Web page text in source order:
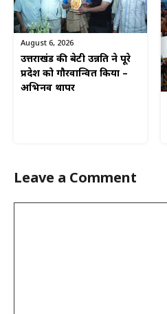
August 6, 2026
उत्तराखंड की बेटी उन्नति ने पूरे
प्रदेश को गौरवान्वित किया –
अभिनव थापर
Leave a Comment